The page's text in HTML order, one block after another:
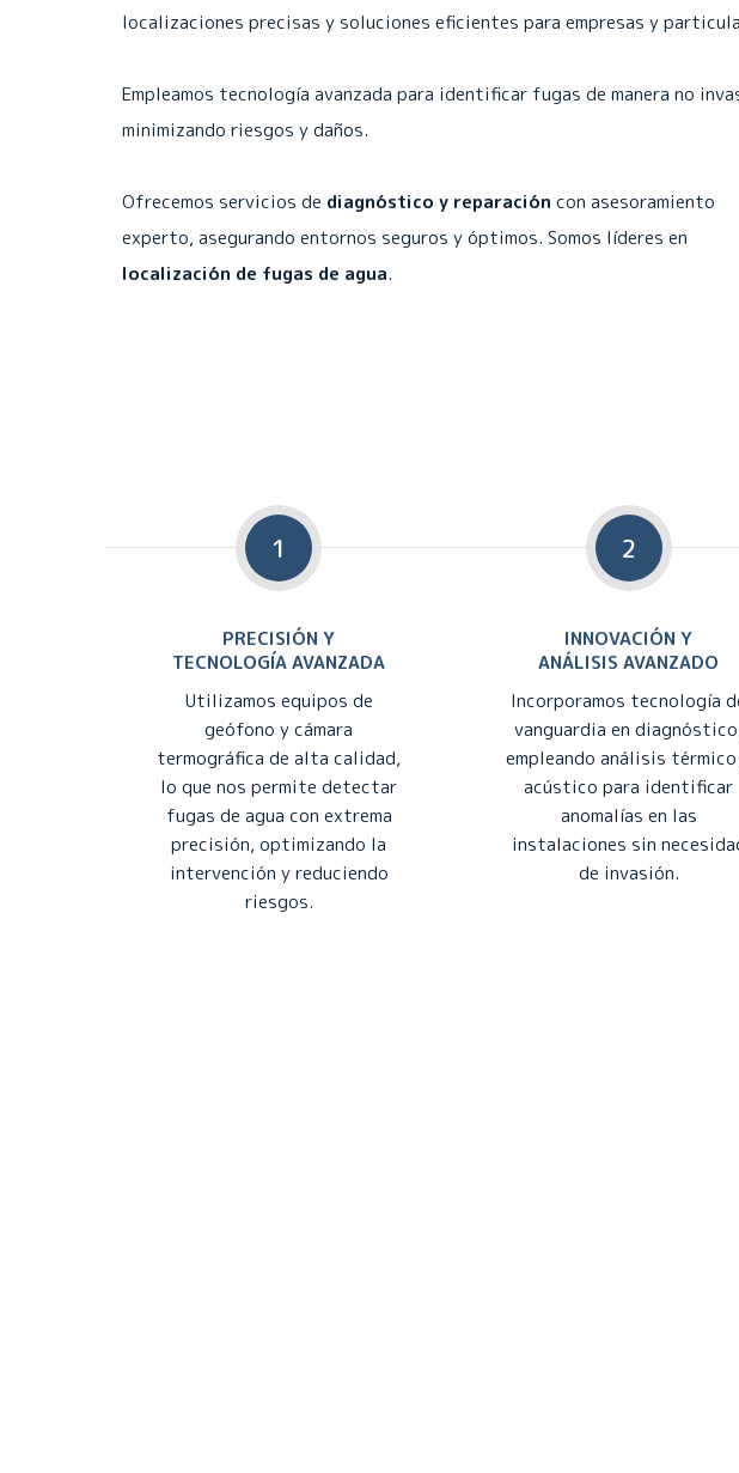
localizaciones precisas y soluciones eficientes para empresas y
Empleamos tecnología avanzada para identificar fugas de manera no
minimizando riesgos y daños.
Ofrecemos servicios de diagnóstico y reparación con asesoramiento
experto, asegurando entornos seguros y óptimos. Somos líderes en
localización de fugas de agua.
1
PRECISIÓN Y
TECNOLOGÍA AVANZADA
Utilizamos equipos de
geófono y cámara
termográfica de alta calidad,
lo que nos permite detectar
fugas de agua con extrema
precisión, optimizando la
intervención y reduciendo
riesgos.
2
INNOVACIÓN Y
ANÁLISIS AVANZADO
Incorporamos tecnología
vanguardia en
empleando análisis
acústico para identificar
anomalías en las
instalaciones sin
de invasión.